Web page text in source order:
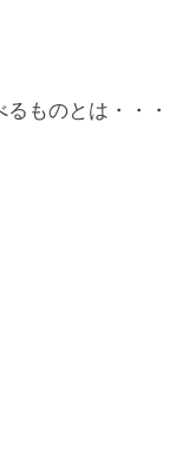
ものとは・・・